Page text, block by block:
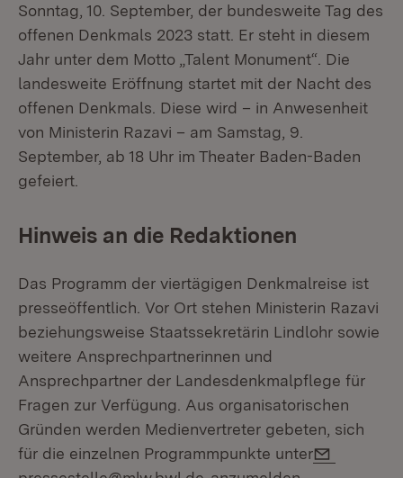
Sonntag, 10. September, der bundesweite Tag des
offenen Denkmals 2023 statt. Er steht in diesem
Jahr unter dem Motto „Talent Monument“. Die
landesweite Eröffnung startet mit der Nacht des
offenen Denkmals. Diese wird – in Anwesenheit
von Ministerin Razavi – am Samstag, 9.
September, ab 18 Uhr im Theater Baden-Baden
gefeiert.
Hinweis an die Redaktionen
Das Programm der viertägigen Denkmalreise ist
presseöffentlich. Vor Ort stehen Ministerin Razavi
beziehungsweise Staatssekretärin Lindlohr sowie
weitere Ansprechpartnerinnen und
Ansprechpartner der Landesdenkmalpflege für
Fragen zur Verfügung. Aus organisatorischen
Gründen werden Medienvertreter gebeten, sich
für die einzelnen Programmpunkte unter